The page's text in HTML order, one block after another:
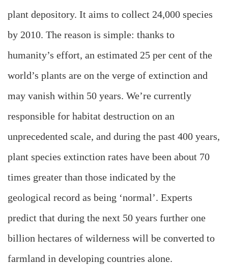
plant depository. It aims to collect 24,000 species
by 2010. The reason is simple: thanks to
humanity’s effort, an estimated 25 per cent of the
world’s plants are on the verge of extinction and
may vanish within 50 years. We’re currently
responsible for habitat destruction on an
unprecedented scale, and during the past 400 years,
plant species extinction rates have been about 70
times greater than those indicated by the
geological record as being ‘normal’. Experts
predict that during the next 50 years further one
billion hectares of wilderness will be converted to
farmland in developing countries alone.